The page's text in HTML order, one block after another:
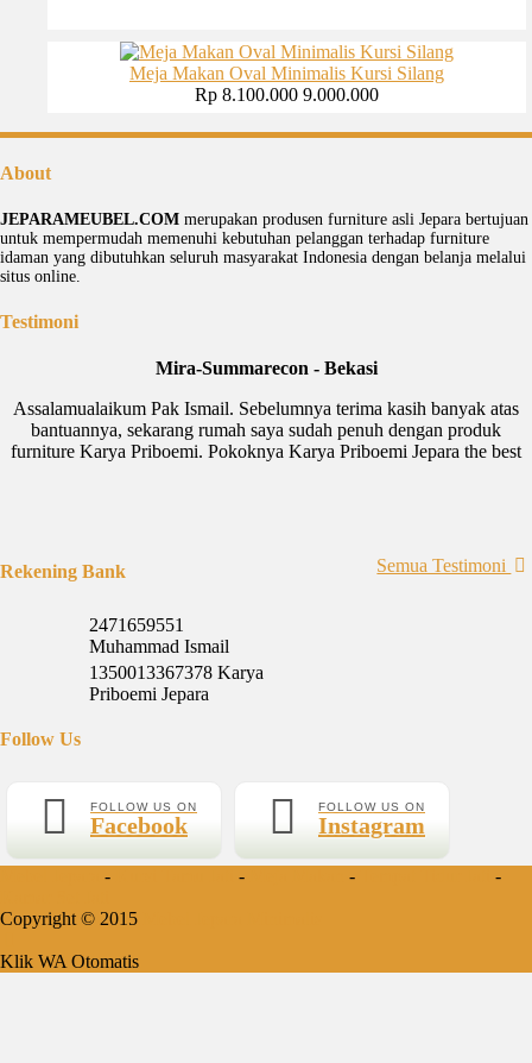
Meja Makan Oval Minimalis Kursi Silang
Rp 8.100.000 9.000.000
Sofa Sudut Nevada
Rp (Hubungi CS)
About
JEPARAMEUBEL.COM merupakan produsen furniture asli Jepara bertujuan
untuk mempermudah memenuhi kebutuhan pelanggan terhadap furniture
idaman yang dibutuhkan seluruh masyarakat Indonesia dengan belanja melalui
situs online.
Testimoni
Mira-Summarecon - Bekasi
Assalamualaikum Pak Ismail. Sebelumnya terima kasih banyak atas
bantuannya, sekarang rumah saya sudah penuh dengan produk
furniture Karya Priboemi. Pokoknya Karya Priboemi Jepara the best
Hallo mas ismail, terima kasih banyak ya. Barang furniture pesanan
Semua Testimoni
Rekening Bank
2471659551
Muhammad Ismail
1350013367378 Karya
Priboemi Jepara
Follow Us
FOLLOW US ON
Facebook
FOLLOW US ON
Instagram
- - -
-
Copyright © 2015
Klik WA Otomatis